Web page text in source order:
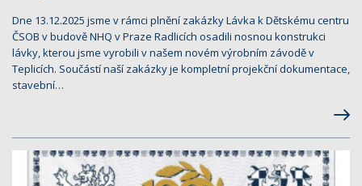
Dne 13.12.2025 jsme v rámci plnění zakázky Lávka k Dětskému centru
ČSOB v budově NHQ v Praze Radlicích osadili nosnou konstrukci
lávky, kterou jsme vyrobili v našem novém výrobním závodě v
Teplicích. Součástí naší zakázky je kompletní projekční dokumentace,
stavební…